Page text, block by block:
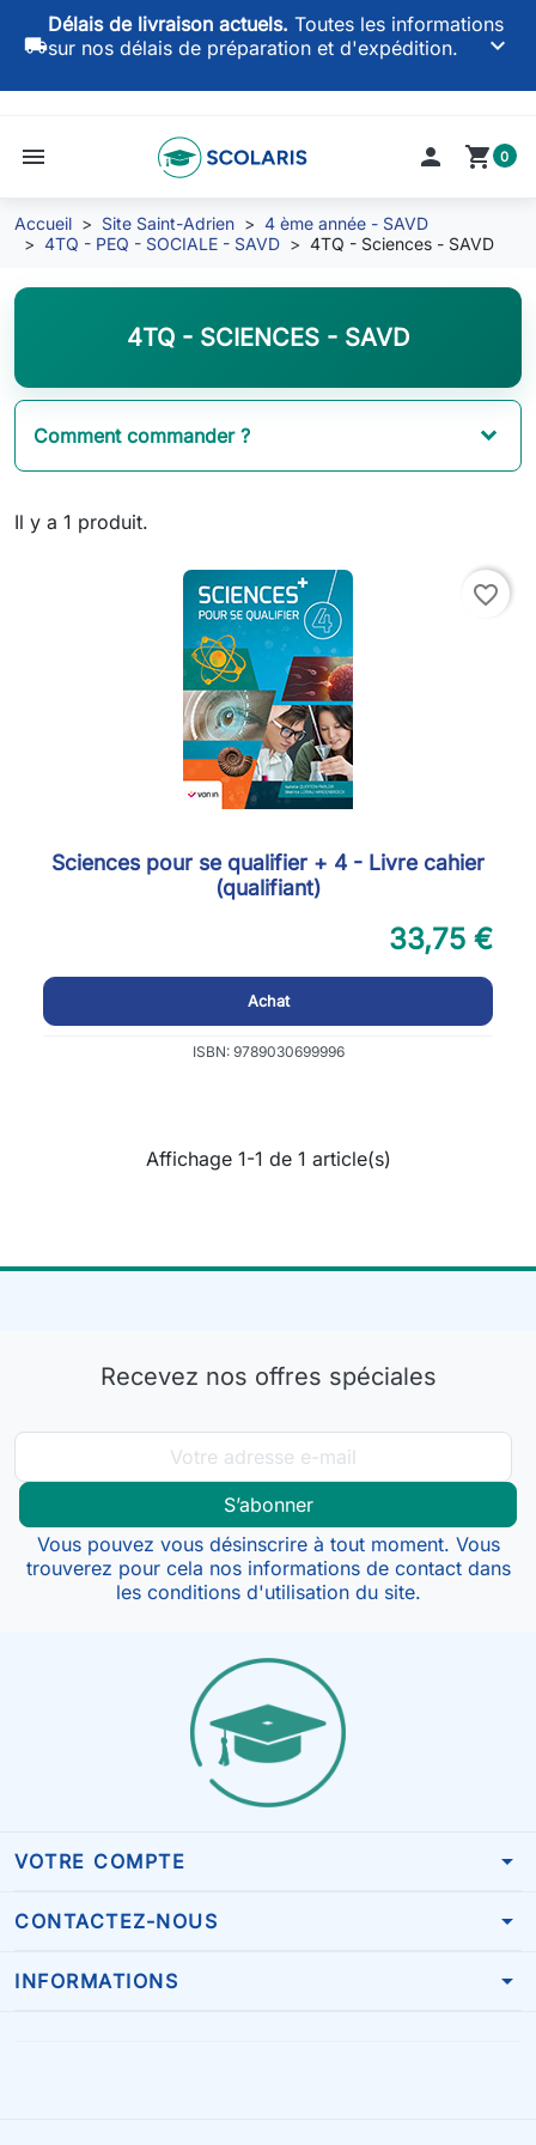
local_shipping
Délais de livraison actuels. Toutes les informations
sur nos délais de préparation et d'expédition.
keyboard_arrow_down
menu  shopping_cart 0
Accueil Site Saint-Adrien
4 ème année - SAVD
4TQ - PEQ - SOCIALE - SAVD
4TQ - Sciences - SAVD
4TQ - SCIENCES - SAVD
Comment commander ?
Il y a 1 produit.
favorite_border
Sciences pour se qualifier + 4 - Livre cahier
(qualifiant)
33,75 €
Achat
ISBN: 9789030699996
Affichage 1-1 de 1 article(s)
Recevez nos offres spéciales
Vous pouvez vous désinscrire à tout moment. Vous
trouverez pour cela nos informations de contact dans
les conditions d'utilisation du site.
VOTRE COMPTE arrow_drop_down
CONTACTEZ-NOUS arrow_drop_down
INFORMATIONS arrow_drop_down